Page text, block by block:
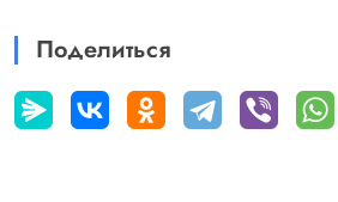
Поделиться